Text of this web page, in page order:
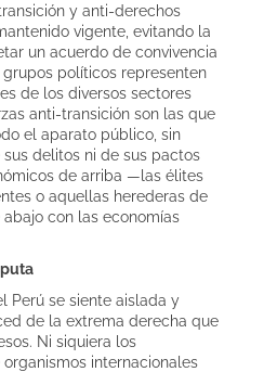
y anti-derechos
vigente, evitando la
un acuerdo de convivencia
políticos representen
de los diversos sectores
anti-transición son las que
el aparato público, sin
delitos ni de sus pactos
de arriba —las élites
o aquellas herederas de
con las economías
Perú se siente aislada y
de la extrema derecha que
Ni siquiera los
internacionales